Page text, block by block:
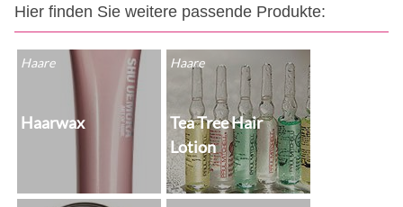
Hier finden Sie weitere passende Produkte:
Haare
Haarwax
Haare
Tea Tree Hair
Lotion